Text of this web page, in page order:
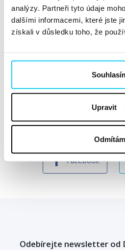
analýzy. Partneři tyto údaje
dalšími informacemi, které jste
získali v důsledku toho, že
Upravit
Odmítám
mrtvé nebude. Těšíme se na vás
2019 od 9:00 v Divadle pod
se ještě dnes.
Sdílejte
Facebook
Odebírejte newsletter od